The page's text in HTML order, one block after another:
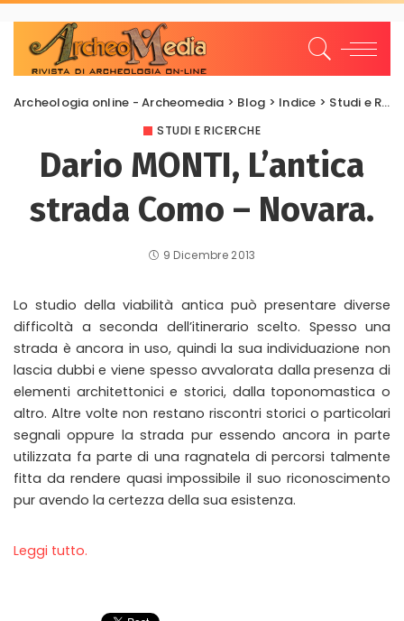
Archeologia online - Archeomedia > Blog > Indice > Studi e Ricerche
STUDI E RICERCHE
Dario MONTI, L’antica
strada Como – Novara.
9 Dicembre 2013
Lo studio della viabilità antica può presentare diverse
difficoltà a seconda dell’itinerario scelto. Spesso una
strada è ancora in uso, quindi la sua individuazione non
lascia dubbi e viene spesso avvalorata dalla presenza di
elementi architettonici e storici, dalla toponomastica o
altro. Altre volte non restano riscontri storici o particolari
segnali oppure la strada pur essendo ancora in parte
utilizzata fa parte di una ragnatela di percorsi talmente
fitta da rendere quasi impossibile il suo riconoscimento
pur avendo la certezza della sua esistenza.
Leggi tutto.